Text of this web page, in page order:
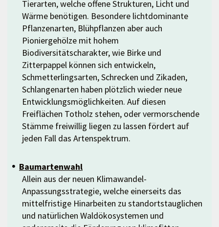
Tierarten, welche offene Strukturen, Licht und
Wärme benötigen. Besondere lichtdominante
Pflanzenarten, Blühpflanzen aber auch
Pioniergehölze mit hohem
Biodiversitätscharakter, wie Birke und
Zitterpappel können sich entwickeln,
Schmetterlingsarten, Schrecken und Zikaden,
Schlangenarten haben plötzlich wieder neue
Entwicklungsmöglichkeiten. Auf diesen
Freiflächen Totholz stehen, oder vermorschende
Stämme freiwillig liegen zu lassen fördert auf
jeden Fall das Artenspektrum.
Baumartenwahl
Allein aus der neuen Klimawandel-
Anpassungsstrategie, welche einerseits das
mittelfristige Hinarbeiten zu standortstauglichen
und natürlichen Waldökosystemen und